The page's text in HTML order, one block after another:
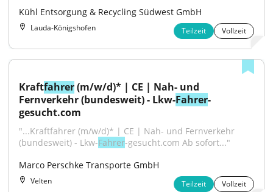
Kühl Entsorgung & Recycling Südwest GmbH
Lauda-Königshofen Teilzeit Vollzeit
Kraftfahrer (m/w/d)* | CE | Nah- und
Fernverkehr (bundesweit) - Lkw-Fahrer-
gesucht.com
"...Kraftfahrer (m/w/d)* | CE | Nah- und Fernverkehr
(bundesweit) - Lkw-Fahrer-gesucht.com Ab sofort..."
Marco Perschke Transporte GmbH
Velten Teilzeit Vollzeit